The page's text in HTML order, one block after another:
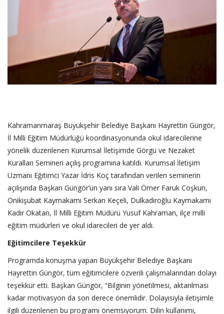
Kahramanmaraş Büyükşehir Belediye Başkanı Hayrettin Güngör,
İl Milli Eğitim Müdürlüğü koordinasyonunda okul idarecilerine
yönelik düzenlenen Kurumsal İletişimde Görgü ve Nezaket
Kuralları Semineri açılış programına katıldı. Kurumsal İletişim
Uzmanı Eğitimci Yazar İdris Koç tarafından verilen seminerin
açılışında Başkan Güngör’ün yanı sıra Vali Ömer Faruk Coşkun,
Onikişubat Kaymakamı Serkan Keçeli, Dulkadiroğlu Kaymakamı
Kadir Okatan, İl Milli Eğitim Müdürü Yusuf Kahraman, ilçe milli
eğitim müdürleri ve okul idarecileri de yer aldı.
Eğitimcilere Teşekkür
Programda konuşma yapan Büyükşehir Belediye Başkanı
Hayrettin Güngör, tüm eğitimcilere özverili çalışmalarından dolayı
teşekkür etti. Başkan Güngör, “Bilginin yönetilmesi, aktarılması
kadar motivasyon da son derece önemlidir. Dolayısıyla iletişimle
ilgili düzenlenen bu programı önemsiyorum. Dilin kullanımı,